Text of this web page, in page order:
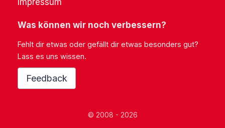
Impressum
Was können wir noch verbessern?
Fehlt dir etwas oder gefällt dir etwas besonders gut?
Lass es uns wissen.
Feedback
© 2008 - 2026